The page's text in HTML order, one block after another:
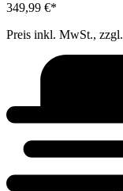
349,99 €*
Preis inkl. MwSt., zzgl.